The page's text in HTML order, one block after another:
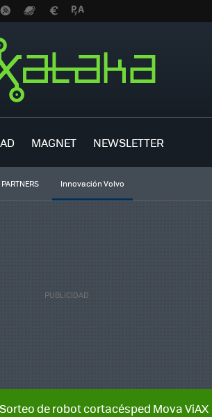
MAGNET NEWSLETTER
PARTNERS Innovación Volvo
de robot cortacésped Mova ViAX